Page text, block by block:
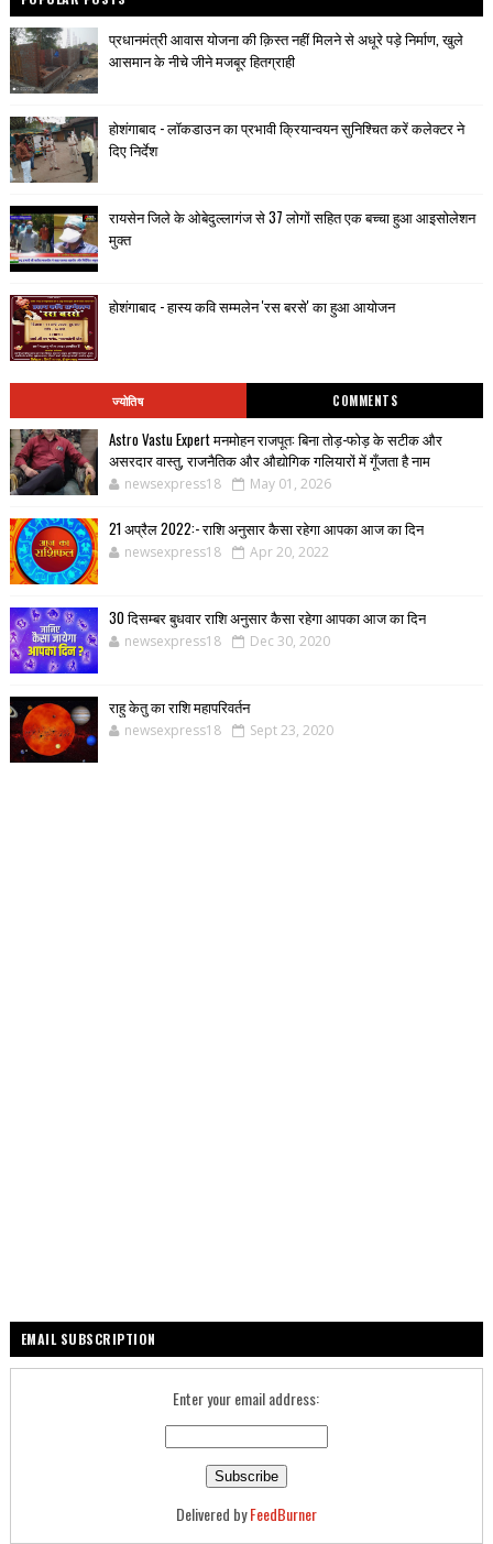
प्रधानमंत्री आवास योजना की क़िस्त नहीं मिलने से अधूरे पड़े निर्माण, खुले
आसमान के नीचे जीने मजबूर हितग्राही
होशंगाबाद - लॉकडाउन का प्रभावी क्रियान्वयन सुनिश्चित करें कलेक्टर ने
दिए निर्देश
रायसेन जिले के ओबेदुल्लागंज से 37 लोगों सहित एक बच्चा हुआ आइसोलेशन
मुक्त
होशंगाबाद - हास्य कवि सम्मलेन 'रस बरसे' का हुआ आयोजन
ज्योतिष COMMENTS
Astro Vastu Expert मनमोहन राजपूत: बिना तोड़-फोड़ के सटीक और
असरदार वास्तु, राजनैतिक और औद्योगिक गलियारों में गूँजता है नाम
newsexpress18 May 01, 2026
21 अप्रैल 2022:- राशि अनुसार कैसा रहेगा आपका आज का दिन
newsexpress18 Apr 20, 2022
30 दिसम्बर बुधवार राशि अनुसार कैसा रहेगा आपका आज का दिन
newsexpress18 Dec 30, 2020
राहु केतु का राशि महापरिवर्तन
newsexpress18 Sept 23, 2020
EMAIL SUBSCRIPTION
Enter your email address:
Delivered byFeedBurner